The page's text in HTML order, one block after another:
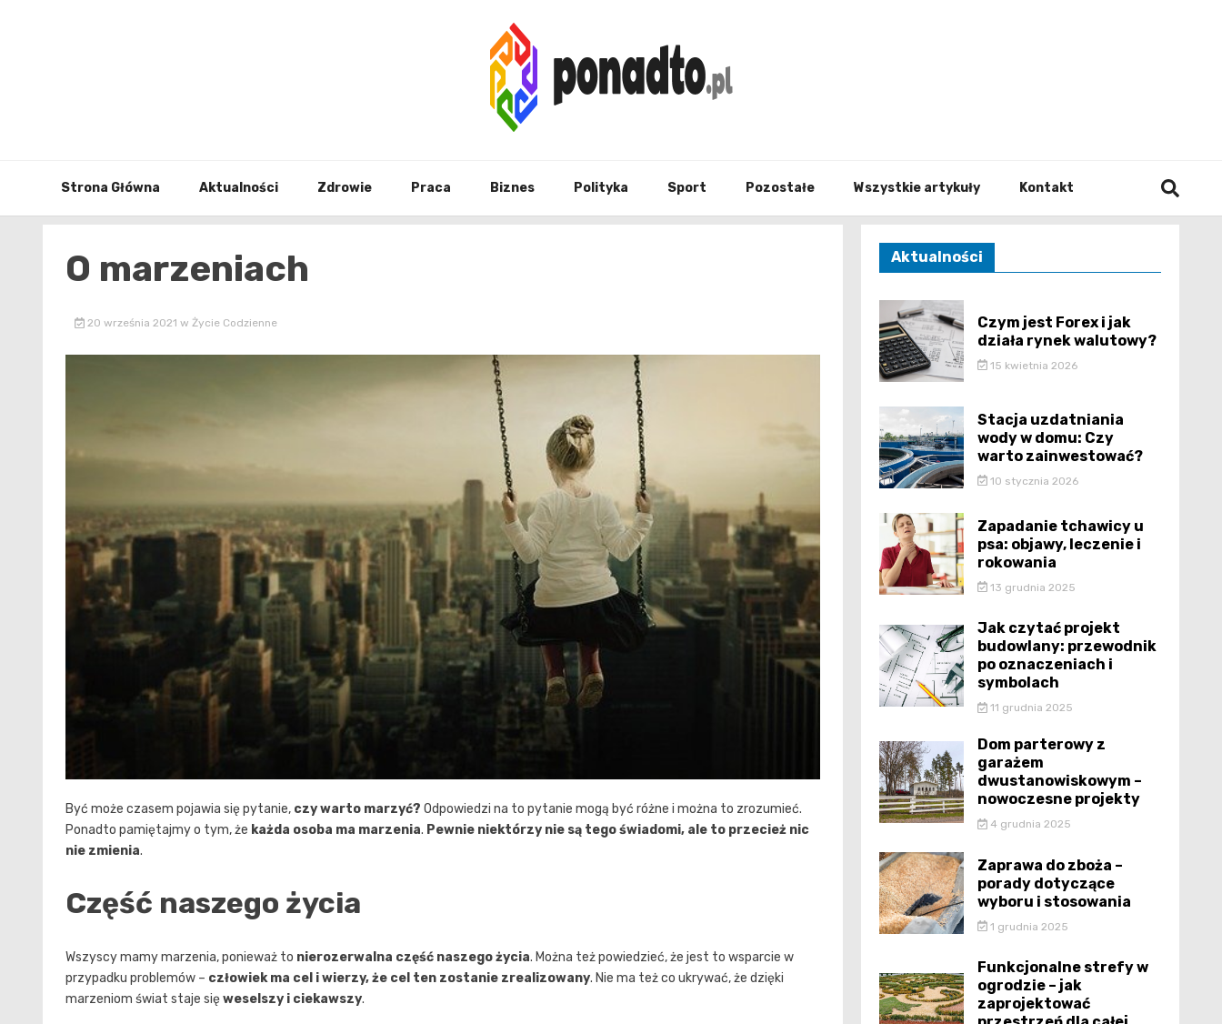
ponadto.pl
Strona Główna Aktualności Zdrowie Praca Biznes Polityka Sport Pozostałe Wszystkie artykuły Kontakt
O marzeniach
20 września 2021 w Życie Codzienne
Być może czasem pojawia się pytanie, czy warto marzyć? Odpowiedzi na to pytanie mogą być różne i można to zrozumieć.
Ponadto pamiętajmy o tym, że każda osoba ma marzenia. Pewnie niektórzy nie są tego świadomi, ale to przecież nic
nie zmienia.
Część naszego życia
Wszyscy mamy marzenia, ponieważ to nierozerwalna część naszego życia. Można też powiedzieć, że jest to wsparcie w
przypadku problemów – człowiek ma cel i wierzy, że cel ten zostanie zrealizowany. Nie ma też co ukrywać, że dzięki
marzeniom świat staje sięweselszy i ciekawszy.
Aktualności
Czym jest Forex i jak
działa rynek walutowy?
15 kwietnia 2026
Stacja uzdatniania
wody w domu: Czy
warto zainwestować?
10 stycznia 2026
Zapadanie tchawicy u
psa: objawy, leczenie i
rokowania
13 grudnia 2025
Jak czytać projekt
budowlany: przewodnik
po oznaczeniach i
symbolach
11 grudnia 2025
Dom parterowy z
garażem
dwustanowiskowym –
nowoczesne projekty
4 grudnia 2025
Zaprawa do zboża –
porady dotyczące
wyboru i stosowania
1 grudnia 2025
Funkcjonalne strefy w
ogrodzie – jak
zaprojektować